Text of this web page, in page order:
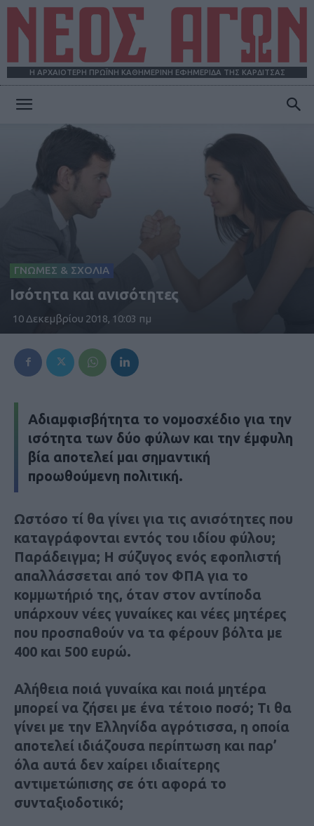
Η ΑΡΧΑΙΟΤΕΡΗ ΠΡΩΪΝΗ ΚΑΘΗΜΕΡΙΝΗ ΕΦΗΜΕΡΙΔΑ ΤΗΣ ΚΑΡΔΙΤΣΑΣ
ΓΝΩΜΕΣ & ΣΧΟΛΙΑ
Ισότητα και ανισότητες
10 Δεκεμβρίου 2018, 10:03 πμ
Αδιαμφισβήτητα το νομοσχέδιο για την
ισότητα των δύο φύλων και την έμφυλη
βία αποτελεί μαι σημαντική
προωθούμενη πολιτική.
Ωστόσο τί θα γίνει για τις ανισότητες που
καταγράφονται εντός του ιδίου φύλου;
Παράδειγμα; Η σύζυγος ενός εφοπλιστή
απαλλάσσεται από τον ΦΠΑ για το
κομμωτήριό της, όταν στον αντίποδα
υπάρχουν νέες γυναίκες και νέες μητέρες
που προσπαθούν να τα φέρουν βόλτα με
400 και 500 ευρώ.
Αλήθεια ποιά γυναίκα και ποιά μητέρα
μπορεί να ζήσει με ένα τέτοιο ποσό; Τι θα
γίνει με την Ελληνίδα αγρότισσα, η οποία
αποτελεί ιδιάζουσα περίπτωση και παρ’
όλα αυτά δεν χαίρει ιδιαίτερης
αντιμετώπισης σε ότι αφορά το
συνταξιοδοτικό;